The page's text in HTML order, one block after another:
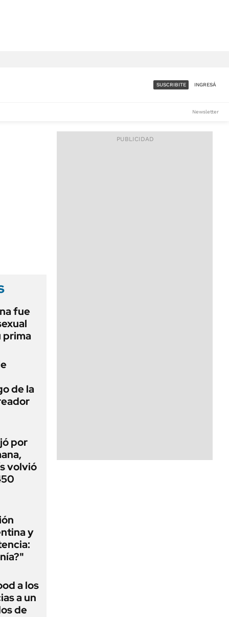
ACCESO FULL - $1.800/MES
SUSCRIBITE INGRESÁ
Newsletter
fue
prima
de la
por
volvió
y
a los
a un
de